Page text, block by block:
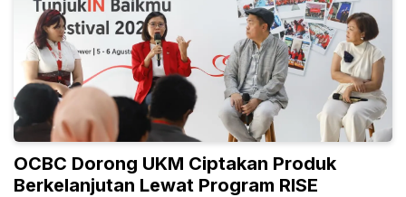
OCBC Dorong UKM Ciptakan Produk
Berkelanjutan Lewat Program RISE